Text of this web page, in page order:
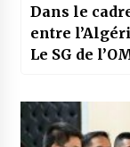
Dans le
entre
Le SG de